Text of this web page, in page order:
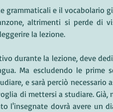
grammaticali e il vocabolario
altrimenti si perde di
la lezione.
Ma escludendo le prime
e sarà perciò necessario
di mettersi a studiare. Già,
l'insegnate dovrà avere un